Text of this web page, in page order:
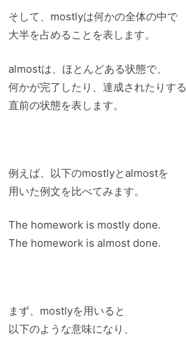
そして、mostlyは何かの全体の中で
大半を占めることを表します。
almostは、ほとんどある状態で、
何かが完了したり、達成されたりする
直前の状態を表します。
例えば、以下のmostlyとalmostを
用いた例文を比べてみます。
The homework is mostly done.
The homework is almost done.
まず、mostlyを用いると
以下のような意味になり、